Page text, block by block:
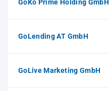
GoKo Prime Holding GmbH
GoLending AT GmbH
GoLive Marketing GmbH